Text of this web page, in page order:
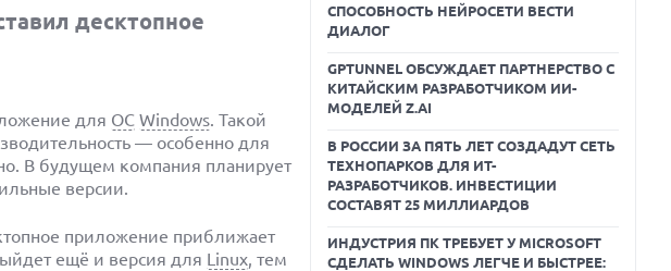
десктопное
для ОС Windows. Такой
— особенно для
В будущем компания планирует
версии.
приложение приближает
ещё и версия для Linux, тем
СПОСОБНОСТЬ НЕЙРОСЕТИ ВЕСТИ
ДИАЛОГ
GPTUNNEL ОБСУЖДАЕТ ПАРТНЕРСТВО С
КИТАЙСКИМ РАЗРАБОТЧИКОМ ИИ-
МОДЕЛЕЙ Z.AI
В РОССИИ ЗА ПЯТЬ ЛЕТ СОЗДАДУТ СЕТЬ
ТЕХНОПАРКОВ ДЛЯ ИТ-
РАЗРАБОТЧИКОВ. ИНВЕСТИЦИИ
СОСТАВЯТ 25 МИЛЛИАРДОВ
ИНДУСТРИЯ ПК ТРЕБУЕТ У MICROSOFT
СДЕЛАТЬ WINDOWS ЛЕГЧЕ И БЫСТРЕЕ: